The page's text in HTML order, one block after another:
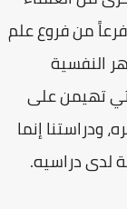
من فروع علم
النفسية
تهيمن على
ودراستنا إنما
لدى دراسیه.